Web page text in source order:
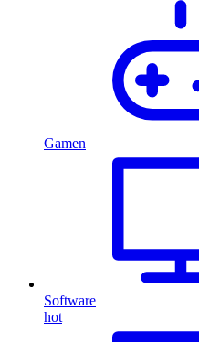
Gamen
Software
hot